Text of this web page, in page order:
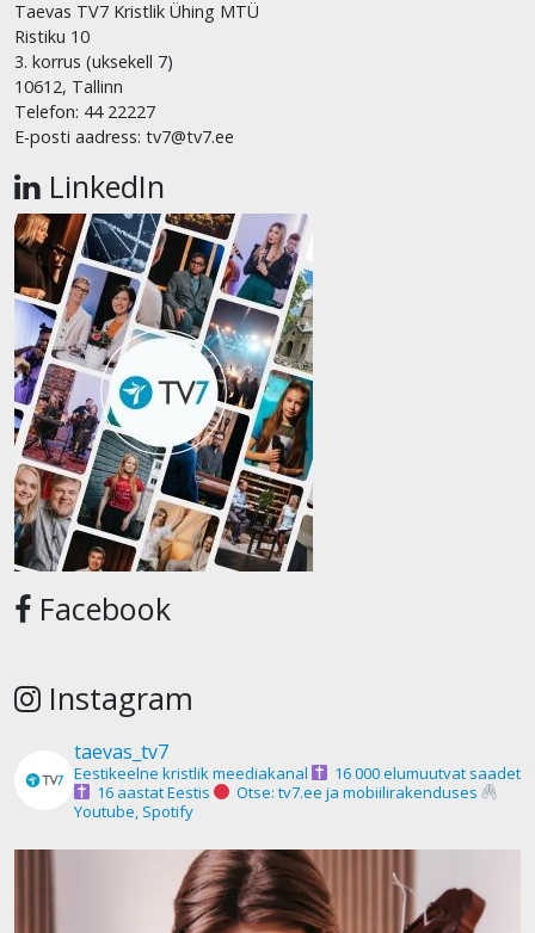
Taevas TV7 Kristlik Ühing MTÜ
Ristiku 10
3. korrus (uksekell 7)
10612, Tallinn
Telefon: 44 22227
E-posti aadress: tv7@tv7.ee
LinkedIn
Facebook
Instagram
taevas_tv7
Eestikeelne kristlik meediakanal
16 000 elumuutvat saadet
16 aastat Eestis
Otse: tv7.ee ja mobiilirakenduses
Youtube, Spotify